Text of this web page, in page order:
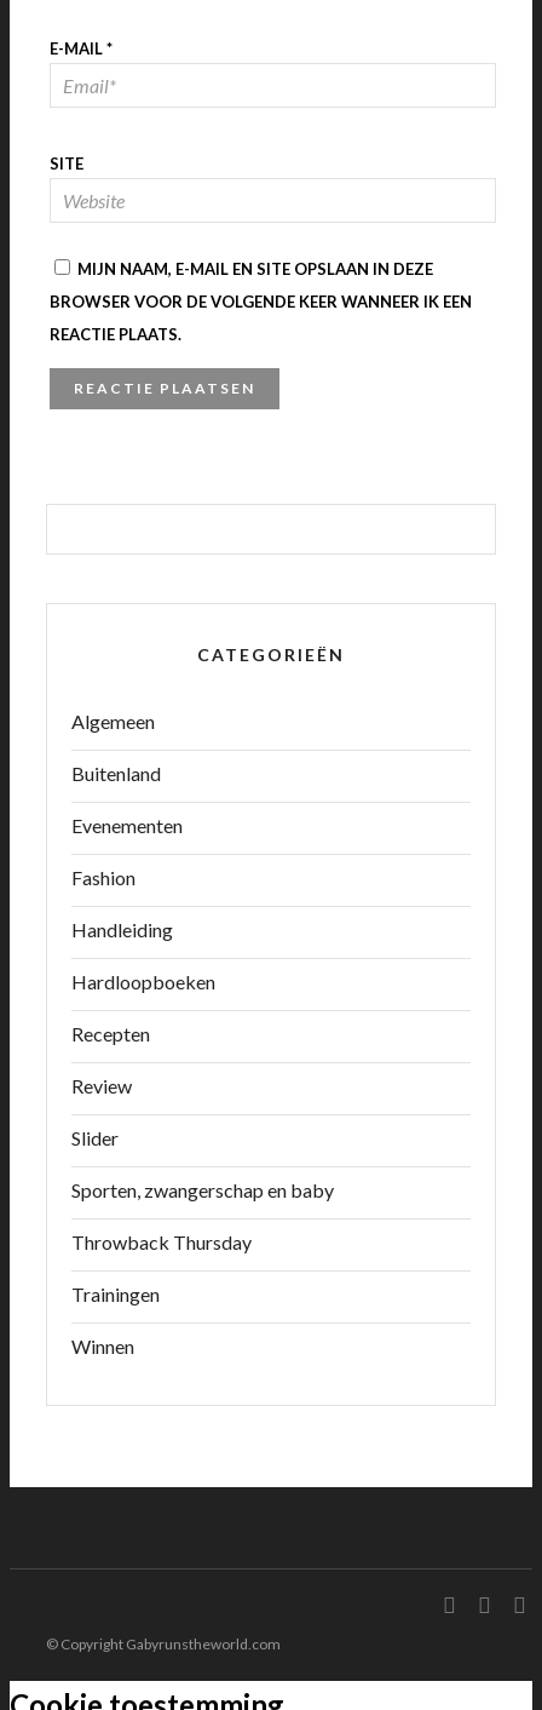
E-MAIL*
SITE
MIJN NAAM, E-MAIL EN SITE OPSLAAN IN DEZE
BROWSER VOOR DE VOLGENDE KEER WANNEER IK EEN
REACTIE PLAATS.
CATEGORIEËN
Algemeen
Buitenland
Evenementen
Fashion
Handleiding
Hardloopboeken
Recepten
Review
Slider
Sporten, zwangerschap en baby
Throwback Thursday
Trainingen
Winnen
© Copyright Gabyrunstheworld.com